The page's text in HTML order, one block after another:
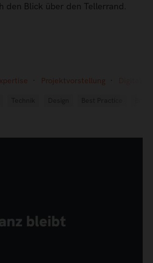
den Blick über den Tellerrand.
Projektvorstellung